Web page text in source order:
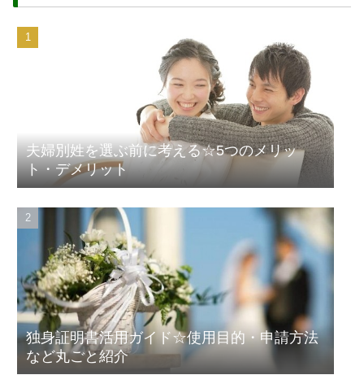
夫婦別姓を選ぶ前に考える☆5つのメリッ
ト・デメリット
独身証明書活用ガイド☆使用目的・申請方法
など丸ごと紹介